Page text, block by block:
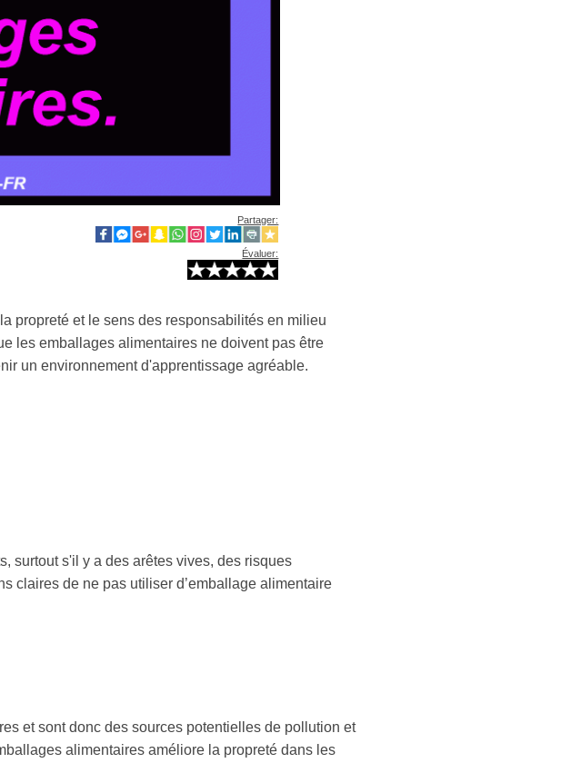
Partager:
Évaluer:
propreté et le sens des responsabilités en milieu
les emballages alimentaires ne doivent pas être
un environnement d'apprentissage agréable.
surtout s'il y a des arêtes vives, des risques
claires de ne pas utiliser d’emballage alimentaire
et sont donc des sources potentielles de pollution et
alimentaires améliore la propreté dans les